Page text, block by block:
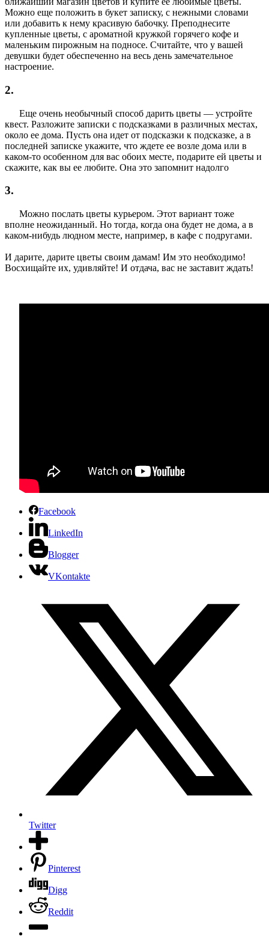
Можно еще положить в букет записку, с нежными словами
или добавить к нему красивую бабочку. Преподнесите
купленные цветы, с ароматной кружкой горячего кофе и
маленьким пирожным на подносе. Считайте, что у вашей
девушки будет обеспеченно на весь день замечательное
настроение.
2.
Еще очень необычный способ дарить цветы — устройте
квест. Разложите записки с подсказками в различных местах,
около ее дома. Пусть она идет от подсказки к подсказке, а в
последней записке укажите, что ждете ее возле дома или в
каком-то особенном для вас обоих месте, подарите ей цветы и
скажите, как вы ее любите. Она это запомнит надолго
3.
Можно послать цветы курьером. Этот вариант тоже
вполне неожиданный. Но тогда, когда она будет не дома, а в
каком-нибудь людном месте, например, в кафе с подругами.
И дарите, дарите цветы своим дамам! Им это необходимо!
Восхищайте их, удивляйте! И отдача, вас не заставит ждать!
Facebook
LinkedIn
Blogger
VKontakte
Twitter
Pinterest
Digg
Reddit